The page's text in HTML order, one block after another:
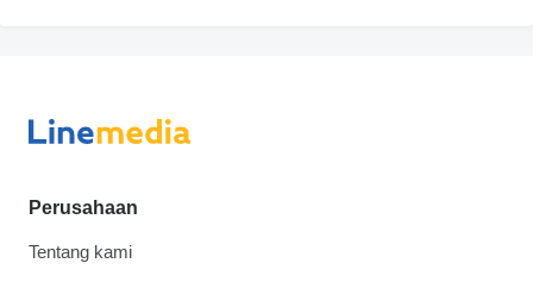
Perusahaan
Tentang kami